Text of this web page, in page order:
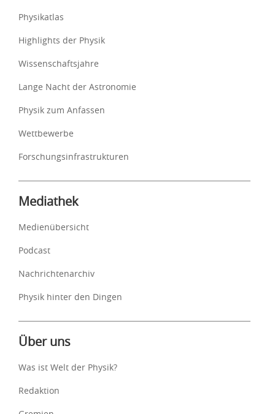
Physikatlas
Highlights der Physik
Wissenschaftsjahre
Lange Nacht der Astronomie
Physik zum Anfassen
Wettbewerbe
Forschungsinfrastrukturen
Mediathek
Medienübersicht
Podcast
Nachrichtenarchiv
Physik hinter den Dingen
Über uns
Was ist Welt der Physik?
Redaktion